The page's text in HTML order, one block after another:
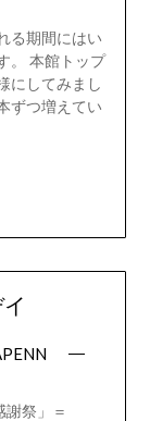
る期間にはい
。 本館トップ
にしてみまし
ずつ増えてい
祭」＝